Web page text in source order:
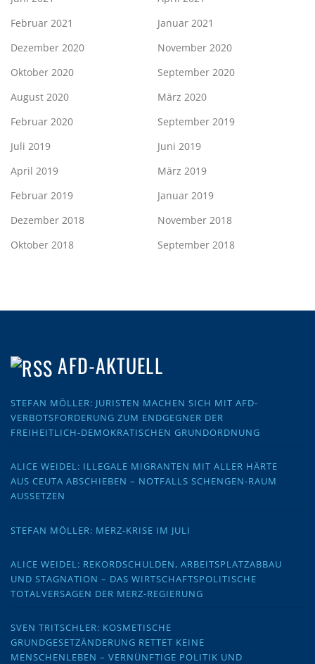
Februar 2021
Januar 2021
Dezember 2020
November 2020
Oktober 2020
September 2020
August 2020
März 2020
Februar 2020
September 2019
Juli 2019
Juni 2019
April 2019
März 2019
Februar 2019
Januar 2019
Dezember 2018
November 2018
Oktober 2018
September 2018
AFD-AKTUELL
STEFAN MÖLLER: JURISTEN MACHEN SICH MIT AFD-
VERBOTSFORDERUNG ZUM ENDGEGNER DER
FREIHEITLICH-DEMOKRATISCHEN GRUNDORDNUNG
ALICE WEIDEL: ILLEGALE MIGRANTEN MIT ALLER HÄRTE
AUS CEUTA ABSCHIEBEN – NOTFALLS SCHENGEN-RAUM
AUSSETZEN
STEFAN MÖLLER: MERZ-KRISE IM JULI
ALICE WEIDEL: REKORDSCHULDEN, ARBEITSPLATZABBAU
UND STAGNATION – DAS WIRTSCHAFTSPOLITISCHE
TOTALVERSAGEN DER MERZ-REGIERUNG
SVEN TRITSCHLER: KOSMETISCHE
GRUNDGESETZÄNDERUNG RETTET KEINE
MENSCHENLEBEN – VERNÜNFTIGE POLITIK UND